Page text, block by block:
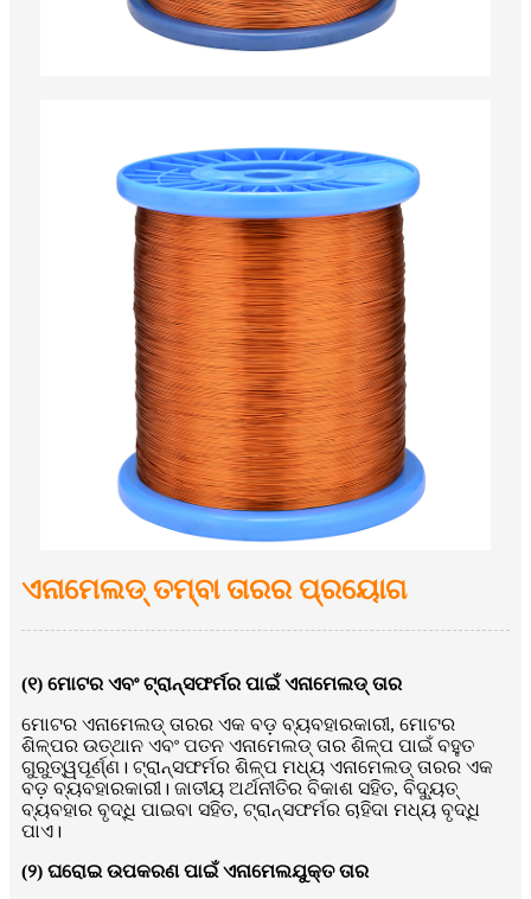
ଏନାମେଲଡ୍ ତମ୍ବା ତାରର ପ୍ରୟୋଗ
(୧) ମୋଟର ଏବଂ ଟ୍ରାନ୍ସଫର୍ମର ପାଇଁ ଏନାମେଲଡ୍ ତାର
ମୋଟର ଏନାମେଲଡ୍ ତାରର ଏକ ବଡ଼ ବ୍ୟବହାରକାରୀ, ମୋଟର
ଶିଳ୍ପର ଉତ୍ଥାନ ଏବଂ ପତନ ଏନାମେଲଡ୍ ତାର ଶିଳ୍ପ ପାଇଁ ବହୁତ
ଗୁରୁତ୍ୱପୂର୍ଣ୍ଣ। ଟ୍ରାନ୍ସଫର୍ମର ଶିଳ୍ପ ମଧ୍ୟ ଏନାମେଲଡ୍ ତାରର ଏକ
ବଡ଼ ବ୍ୟବହାରକାରୀ। ଜାତୀୟ ଅର୍ଥନୀତିର ବିକାଶ ସହିତ, ବିଦ୍ୟୁତ୍
ବ୍ୟବହାର ବୃଦ୍ଧି ପାଇବା ସହିତ, ଟ୍ରାନ୍ସଫର୍ମର ଚାହିଦା ମଧ୍ୟ ବୃଦ୍ଧି
ପାଏ।
(୨) ଘରୋଇ ଉପକରଣ ପାଇଁ ଏନାମେଲଯୁକ୍ତ ତାର